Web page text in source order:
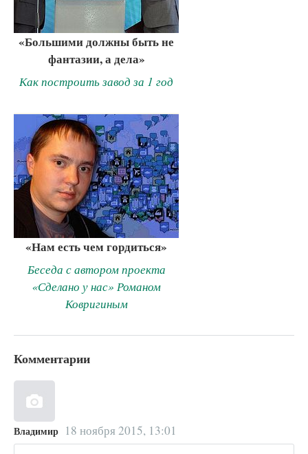
«Большими должны быть не
фантазии, а дела»
Как построить завод за 1 год
«Нам есть чем гордиться»
Беседа с автором проекта
«Сделано у нас» Романом
Ковригиным
Комментарии
Владимир 18 ноября 2015, 13:01